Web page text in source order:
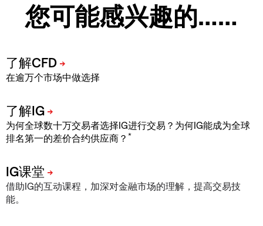
您可能感兴趣的……
在逾万个市场中做选择
为何全球数十万交易者选择IG进行交易？为何IG能成为全球
排名第一的差价合约供应商？ *
借助IG的互动课程，加深对金融市场的理解，提高交易技
能。